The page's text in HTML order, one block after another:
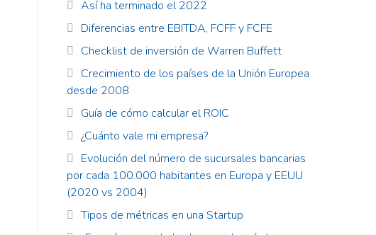
Así ha terminado el 2022
Diferencias entre EBITDA, FCFF y FCFE
Checklist de inversión de Warren Buffett
Crecimiento de los países de la Unión Europea
desde 2008
Guía de cómo calcular el ROIC
¿Cuánto vale mi empresa?
Evolución del número de sucursales bancarias
por cada 100.000 habitantes en Europa y EEUU
(2020 vs 2004)
Tipos de métricas en una Startup